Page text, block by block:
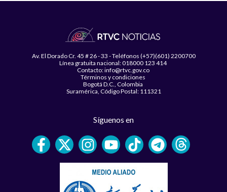
Av. El Dorado Cr. 45 # 26 - 33 - Teléfonos (+57)(601) 2200700
Línea gratuita nacional: 018000 123 414
Contacto: info@rtvc.gov.co
Términos y condiciones
Bogotá D.C., Colombia
Suramérica, Código Postal: 111321
Síguenos en